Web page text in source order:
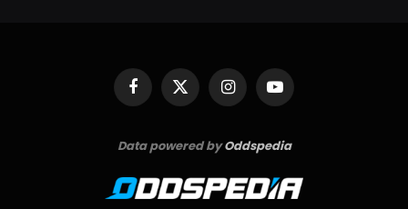
Facebook
X
(Twitter)
InstagramYouTube
Data powered byOddspedia